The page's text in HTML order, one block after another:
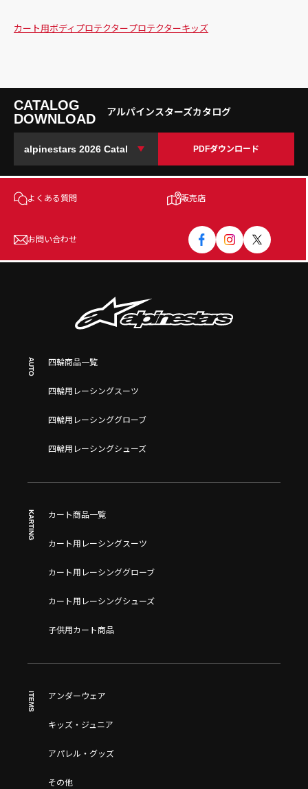
カート用 ボディプロテクタープロテクターキッズ
CATALOG
DOWNLOAD
アルパインスターズカタログ
PDFダウンロード
よくある質問 販売店
お問い合わせ
AUTO 四輪商品一覧
四輪用レーシングスーツ
四輪用レーシンググローブ
四輪用レーシングシューズ
KARTING カート商品一覧
カート用レーシングスーツ
カート用レーシンググローブ
カート用レーシングシューズ
子供用カート商品
ITEMS アンダーウェア
キッズ・ジュニア
アパレル・グッズ
その他